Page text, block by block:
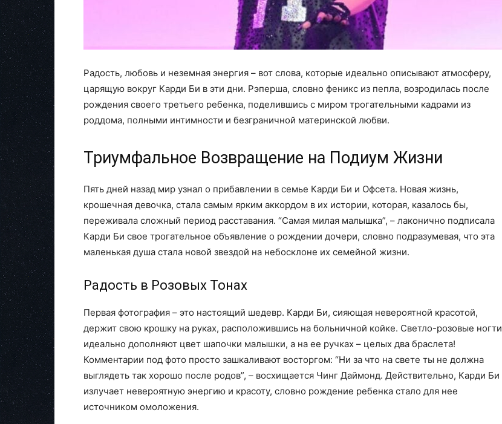
Радость, любовь и неземная энергия – вот слова, которые идеально описывают атмосферу,
царящую вокруг Карди Би в эти дни. Рэперша, словно феникс из пепла, возродилась после
рождения своего третьего ребенка, поделившись с миром трогательными кадрами из
роддома, полными интимности и безграничной материнской любви.
Триумфальное Возвращение на Подиум Жизни
Пять дней назад мир узнал о прибавлении в семье Карди Би и Офсета. Новая жизнь,
крошечная девочка, стала самым ярким аккордом в их истории, которая, казалось бы,
переживала сложный период расставания. “Самая милая малышка”, – лаконично подписала
Карди Би свое трогательное объявление о рождении дочери, словно подразумевая, что эта
маленькая душа стала новой звездой на небосклоне их семейной жизни.
Радость в Розовых Тонах
Первая фотография – это настоящий шедевр. Карди Би, сияющая невероятной красотой,
держит свою крошку на руках, расположившись на больничной койке. Светло-розовые ногти
идеально дополняют цвет шапочки малышки, а на ее ручках – целых два браслета!
Комментарии под фото просто зашкаливают восторгом: “Ни за что на свете ты не должна
выглядеть так хорошо после родов”, – восхищается Чинг Даймонд. Действительно, Карди Би
излучает невероятную энергию и красоту, словно рождение ребенка стало для нее
источником омоложения.